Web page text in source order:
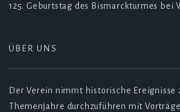
125. Geburtstag des Bismarckturmes bei
ÜBER UNS
Der Verein nimmt historische Ereignisse
Themenjahre durchzuführen mit